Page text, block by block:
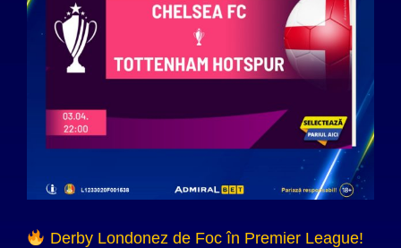
Derby Londonez de Foc în Premier League!